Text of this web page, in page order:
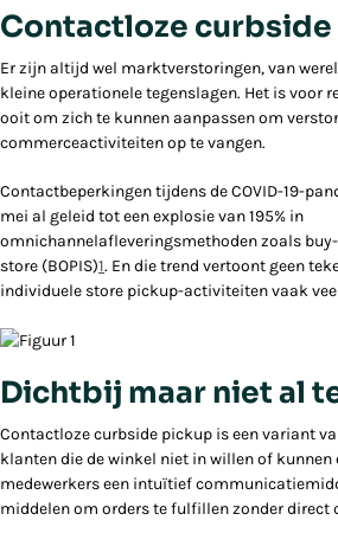
Contactloze
Er zijn altijd wel marktverstoringen, van
kleine operationele tegenslagen. Het is voor
ooit om zich te kunnen aanpassen om
commerceactiviteiten op te vangen.
Contactbeperkingen tijdens de COVID-19-
mei al geleid tot een explosie van 195% in
omnichannelafleveringsmethoden zoals
store (BOPIS)1. En die trend vertoont geen
individuele store pickup-activiteiten vaak
Dichtbij maar niet al
Contactloze curbside pickup is een variant
klanten die de winkel niet in willen of
medewerkers een intuïtief
middelen om orders te fulfillen zonder direct